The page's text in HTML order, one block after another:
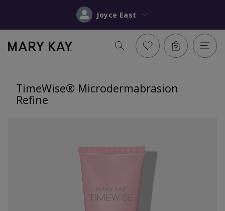
Joyce East
TimeWise® Microdermabrasion
Refine